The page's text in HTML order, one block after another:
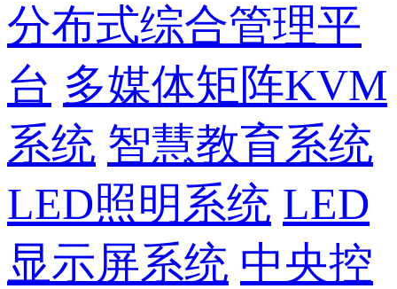
分布式综合管理平
台 多媒体矩阵KVM
系统 智慧教育系统
LED照明系统 LED
显示屏系统 中央控